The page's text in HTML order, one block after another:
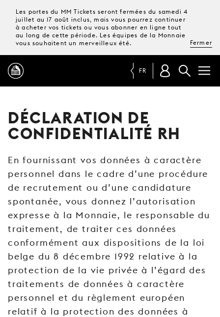
Les portes du MM Tickets seront fermées du samedi 4
juillet au 17 août inclus, mais vous pourrez continuer
à acheter vos tickets ou vous abonner en ligne tout
au long de cette période. Les équipes de la Monnaie
vous souhaitent un merveilleux été.
Fermer
MAGAZINE
TICKETS &
ABONNEMENTS
VOTRE
VISITE
JEUNE
LA
MONNAIE
SOUTENIR
FR
DÉCLARATION DE
CONFIDENTIALITÉ RH
En fournissant vos données à caractère
personnel dans le cadre d’une procédure
de recrutement ou d’une candidature
spontanée, vous donnez l’autorisation
expresse à la Monnaie, le responsable du
traitement, de traiter ces données
conformément aux dispositions de la loi
belge du 8 décembre 1992 relative à la
protection de la vie privée à l’égard des
traitements de données à caractère
personnel et du règlement européen
relatif à la protection des données à